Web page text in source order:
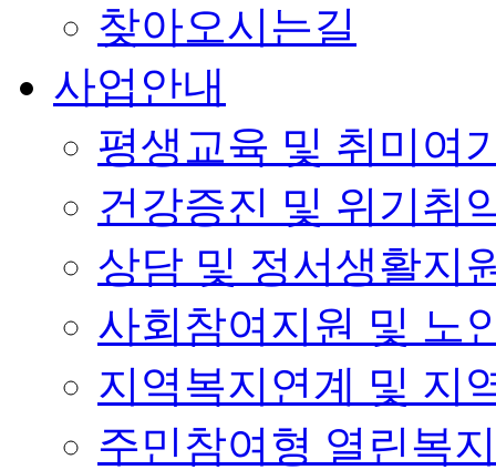
찾아오시는길
사업안내
평생교육 및 취미여
건강증진 및 위기취
상담 및 정서생활지
사회참여지원 및 노
지역복지연계 및 지
주민참여형 열린복